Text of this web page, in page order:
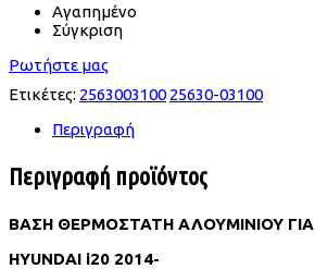
Αγαπημένο
Σύγκριση
Ρωτήστε μας
Ετικέτες: 2563003100 25630-03100
Περιγραφή
Περιγραφή προϊόντος
ΒΑΣΗ ΘΕΡΜΟΣΤΑΤΗ ΑΛΟΥΜΙΝΙΟΥ ΓΙΑ
HYUNDAI i20 2014-